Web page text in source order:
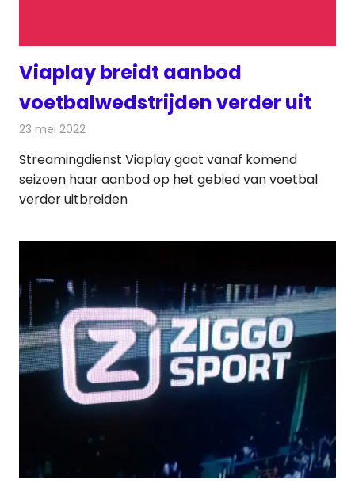
Viaplay breidt aanbod
voetbalwedstrijden verder uit
23 mei 2022
Streamingdienst Viaplay gaat vanaf komend
seizoen haar aanbod op het gebied van voetbal
verder uitbreiden